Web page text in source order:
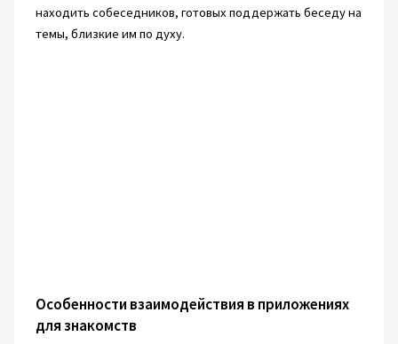
находить собеседников, готовых поддержать беседу на
темы, близкие им по духу.
Особенности взаимодействия в приложениях
для знакомств